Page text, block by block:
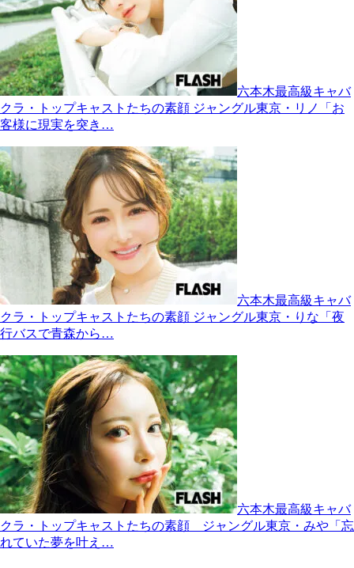
六本木最高級キャバ
クラ・トップキャストたちの素顔 ジャングル東京・リノ「お
客様に現実を突き…
六本木最高級キャバ
クラ・トップキャストたちの素顔 ジャングル東京・りな「夜
行バスで青森から…
六本木最高級キャバ
クラ・トップキャストたちの素顔 ジャングル東京・みや「忘
れていた夢を叶え…